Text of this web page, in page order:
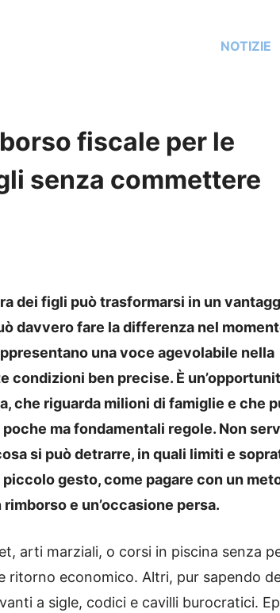
NOTIZIE
fiscale per le
senza commettere
dei figli può trasformarsi in un
davvero fare la differenza nel
una voce agevolabile nella
condizioni ben precise. È
che riguarda milioni di famiglie e che
ma fondamentali regole. Non
si può detrarre, in quali limiti e
gesto, come pagare con un
e un’occasione persa.
arti marziali, o corsi in piscina senza
ritorno economico. Altri, pur sapendo
a sigle, codici e cavilli burocratici.